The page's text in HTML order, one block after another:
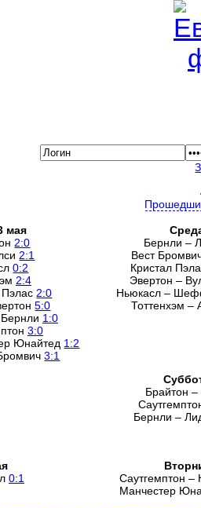
мая
2:0
2:1
0:2
2:4
2:0
5:0
1:0
3:0
Юнайтед 1:2
3:1
Бернли –
Вест
Кристал
Эвертон –
Ньюкасл –
Тоттенхэм –
Брайтон
Бернли –
0:1
Саутгемптон –
Манчестер